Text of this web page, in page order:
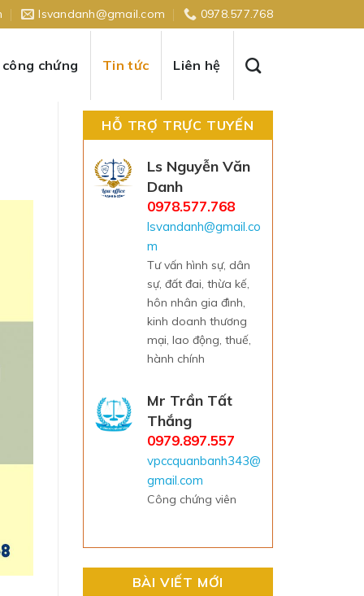
lsvandanh@gmail.com 0978.577.768
chứng Tin tức Liên hệ
HỖ TRỢ TRỰC TUYẾN
Ls Nguyễn Văn
Danh
0978.577.768
lsvandanh@gmail.co
m
Tư vấn hình sự, dân
sự, đất đai, thừa kế,
hôn nhân gia đình,
kinh doanh thương
mại, lao động, thuế,
hành chính
Mr Trần Tất
Thắng
0979.897.557
vpccquanbanh343@
gmail.com
Công chứng viên
BÀI VIẾT MỚI